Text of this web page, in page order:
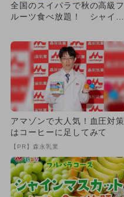
全国のスイパラで秋の高級フ
ルーツ食べ放題！ シャイン
アマゾンで大人気！血圧対策
はコーヒーに足してみて
【PR】森永乳業